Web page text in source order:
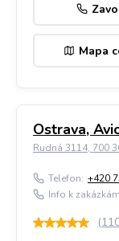
Mapa
Ostrava,
Rudná 3114, 700
Telefon: +420
Info k
(